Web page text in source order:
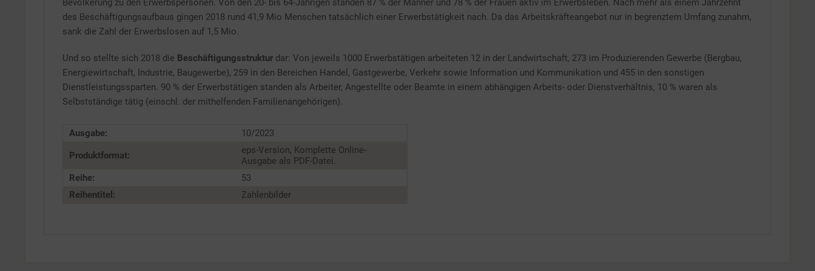
Bevölkerung zu den Erwerbspersonen. Von den 20- bis 64-Jährigen standen 87 % der Männer und 78 % der Frauen aktiv im Erwerbsleben. Nach mehr als einem Jahrzehnt
des Beschäftigungsaufbaus gingen 2018 rund 41,9 Mio Menschen tatsächlich einer Erwerbstätigkeit nach. Da das Arbeitskräfteangebot nur in begrenztem Umfang zunahm,
sank die Zahl der Erwerbslosen auf 1,5 Mio.
Und so stellte sich 2018 die Beschäftigungsstruktur dar: Von jeweils 1000 Erwerbstätigen arbeiteten 12 in der Landwirtschaft, 273 im Produzierenden Gewerbe (Bergbau,
Energiewirtschaft, Industrie, Baugewerbe), 259 in den Bereichen Handel, Gastgewerbe, Verkehr sowie Information und Kommunikation und 455 in den sonstigen
Dienstleistungssparten. 90 % der Erwerbstätigen standen als Arbeiter, Angestellte oder Beamte in einem abhängigen Arbeits- oder Dienstverhältnis, 10 % waren als
Selbstständige tätig (einschl. der mithelfenden Familienangehörigen).
Ausgabe: 10/2023
Produktformat:
eps-Version, Komplette Online-
Ausgabe als PDF-Datei.
Reihe:
53
Reihentitel:
Zahlenbilder